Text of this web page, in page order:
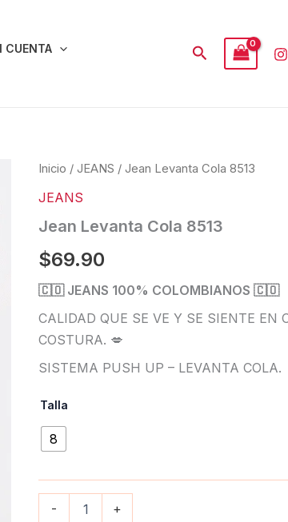
CUENTA
Buscar
Inicio /JEANS / Jean Levanta Cola 8513
JEANS
Jean Levanta Cola 8513
$69.90
🇨🇴 JEANS 100% COLOMBIANOS 🇨🇴
CALIDAD QUE SE VE Y SE SIENTE EN
COSTURA. 💋
SISTEMA PUSH UP – LEVANTA COLA.
Talla
8
-
Jean
Cola
cantidad
+